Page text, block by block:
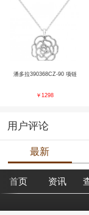
潘多拉390368CZ-90 项链
￥1298
用户评论
最新
首页 资讯